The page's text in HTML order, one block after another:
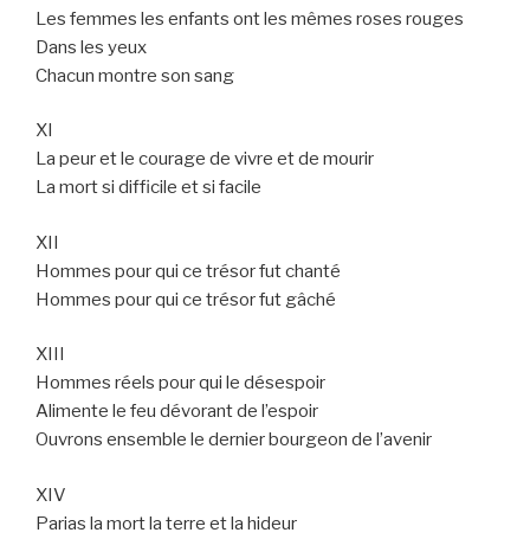
Les femmes les enfants ont les mêmes roses rouges
Dans les yeux
Chacun montre son sang
XI
La peur et le courage de vivre et de mourir
La mort si difficile et si facile
XII
Hommes pour qui ce trésor fut chanté
Hommes pour qui ce trésor fut gâché
XIII
Hommes réels pour qui le désespoir
Alimente le feu dévorant de l’espoir
Ouvrons ensemble le dernier bourgeon de l’avenir
XIV
Parias la mort la terre et la hideur